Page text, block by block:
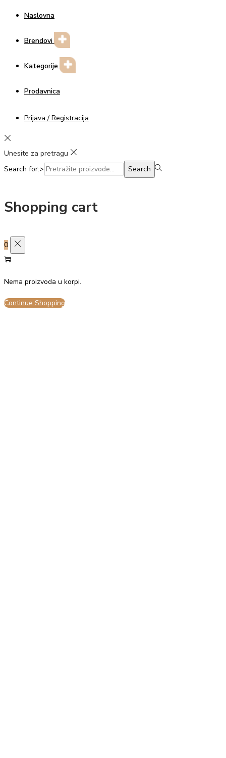
Naslovna
Brendovi
Kategorije
Prodavnica
Prijava / Registracija
Unesite za pretragu
Search for:>
Search
Shopping cart
0
Nema proizvoda u korpi.
Continue Shopping